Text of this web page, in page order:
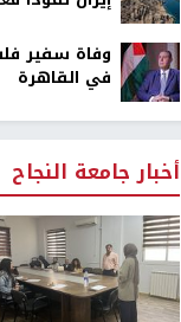
وفاة سفير
في القاهرة
أخبار جامعة النجاح